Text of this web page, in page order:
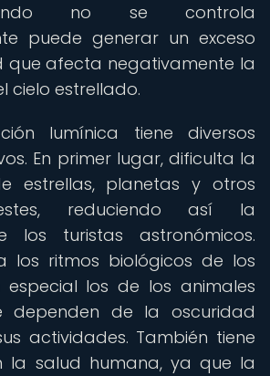
no se controla
puede generar un exceso
que afecta negativamente la
cielo estrellado.
lumínica tiene diversos
En primer lugar, dificulta la
estrellas, planetas y otros
reduciendo así la
los turistas astronómicos.
los ritmos biológicos de los
especial los de los animales
dependen de la oscuridad
actividades. También tiene
la salud humana, ya que la